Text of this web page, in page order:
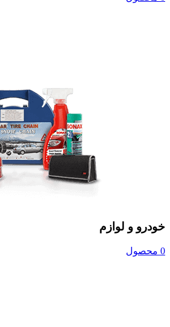
خودرو و لوازم
0 محصول